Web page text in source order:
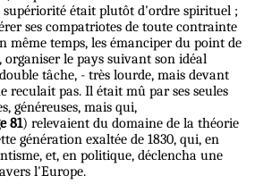
supériorité était plutôt d'ordre spirituel ;
ses compatriotes de toute contrainte
même temps, les émanciper du point de
le pays suivant son idéal
tâche, - très lourde, mais devant
reculait pas. Il était mû par ses seules
généreuses, mais qui,
81) relevaient du domaine de la théorie
génération exaltée de 1830, qui, en
et, en politique, déclencha une
l'Europe.